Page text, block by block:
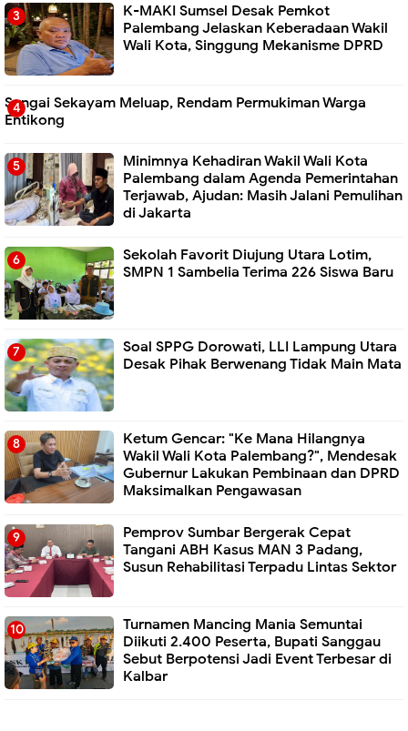
K-MAKI Sumsel Desak Pemkot
Palembang Jelaskan Keberadaan Wakil
Wali Kota, Singgung Mekanisme DPRD
Sungai Sekayam Meluap, Rendam Permukiman Warga
Entikong
Minimnya Kehadiran Wakil Wali Kota
Palembang dalam Agenda Pemerintahan
Terjawab, Ajudan: Masih Jalani Pemulihan
di Jakarta
Sekolah Favorit Diujung Utara Lotim,
SMPN 1 Sambelia Terima 226 Siswa Baru ‎
Soal SPPG Dorowati, LLI Lampung Utara
Desak Pihak Berwenang Tidak Main Mata
Ketum Gencar: "Ke Mana Hilangnya
Wakil Wali Kota Palembang?", Mendesak
Gubernur Lakukan Pembinaan dan DPRD
Maksimalkan Pengawasan
Pemprov Sumbar Bergerak Cepat
Tangani ABH Kasus MAN 3 Padang,
Susun Rehabilitasi Terpadu Lintas Sektor
Turnamen Mancing Mania Semuntai
Diikuti 2.400 Peserta, Bupati Sanggau
Sebut Berpotensi Jadi Event Terbesar di
Kalbar